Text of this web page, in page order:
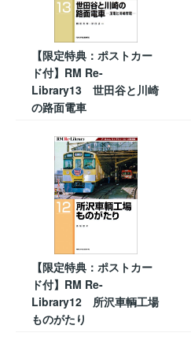
【限定特典：ポストカー
ド付】RM Re-
Library13 世田谷と川崎
の路面電車
【限定特典：ポストカー
ド付】RM Re-
Library12 所沢車輌工場
ものがたり